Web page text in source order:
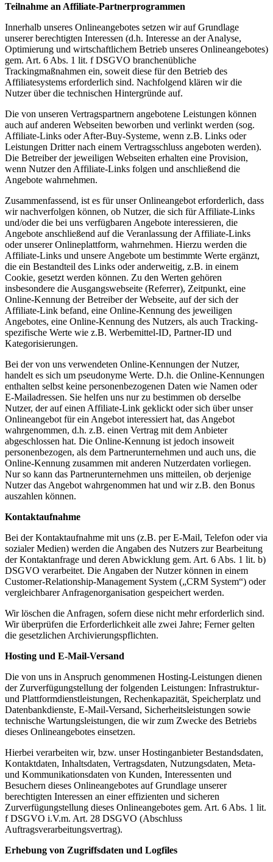
Teilnahme an Affiliate-Partnerprogrammen
Innerhalb unseres Onlineangebotes setzen wir auf Grundlage
unserer berechtigten Interessen (d.h. Interesse an der Analyse,
Optimierung und wirtschaftlichem Betrieb unseres Onlineangebotes)
gem. Art. 6 Abs. 1 lit. f DSGVO branchenübliche
Trackingmaßnahmen ein, soweit diese für den Betrieb des
Affiliatesystems erforderlich sind. Nachfolgend klären wir die
Nutzer über die technischen Hintergründe auf.
Die von unseren Vertragspartnern angebotene Leistungen können
auch auf anderen Webseiten beworben und verlinkt werden (sog.
Affiliate-Links oder After-Buy-Systeme, wenn z.B. Links oder
Leistungen Dritter nach einem Vertragsschluss angeboten werden).
Die Betreiber der jeweiligen Webseiten erhalten eine Provision,
wenn Nutzer den Affiliate-Links folgen und anschließend die
Angebote wahrnehmen.
Zusammenfassend, ist es für unser Onlineangebot erforderlich, dass
wir nachverfolgen können, ob Nutzer, die sich für Affiliate-Links
und/oder die bei uns verfügbaren Angebote interessieren, die
Angebote anschließend auf die Veranlassung der Affiliate-Links
oder unserer Onlineplattform, wahrnehmen. Hierzu werden die
Affiliate-Links und unsere Angebote um bestimmte Werte ergänzt,
die ein Bestandteil des Links oder anderweitig, z.B. in einem
Cookie, gesetzt werden können. Zu den Werten gehören
insbesondere die Ausgangswebseite (Referrer), Zeitpunkt, eine
Online-Kennung der Betreiber der Webseite, auf der sich der
Affiliate-Link befand, eine Online-Kennung des jeweiligen
Angebotes, eine Online-Kennung des Nutzers, als auch Tracking-
spezifische Werte wie z.B. Werbemittel-ID, Partner-ID und
Kategorisierungen.
Bei der von uns verwendeten Online-Kennungen der Nutzer,
handelt es sich um pseudonyme Werte. D.h. die Online-Kennungen
enthalten selbst keine personenbezogenen Daten wie Namen oder
E-Mailadressen. Sie helfen uns nur zu bestimmen ob derselbe
Nutzer, der auf einen Affiliate-Link geklickt oder sich über unser
Onlineangebot für ein Angebot interessiert hat, das Angebot
wahrgenommen, d.h. z.B. einen Vertrag mit dem Anbieter
abgeschlossen hat. Die Online-Kennung ist jedoch insoweit
personenbezogen, als dem Partnerunternehmen und auch uns, die
Online-Kennung zusammen mit anderen Nutzerdaten vorliegen.
Nur so kann das Partnerunternehmen uns mitteilen, ob derjenige
Nutzer das Angebot wahrgenommen hat und wir z.B. den Bonus
auszahlen können.
Kontaktaufnahme
Bei der Kontaktaufnahme mit uns (z.B. per E-Mail, Telefon oder via
sozialer Medien) werden die Angaben des Nutzers zur Bearbeitung
der Kontaktanfrage und deren Abwicklung gem. Art. 6 Abs. 1 lit. b)
DSGVO verarbeitet. Die Angaben der Nutzer können in einem
Customer-Relationship-Management System („CRM System“) oder
vergleichbarer Anfragenorganisation gespeichert werden.
Wir löschen die Anfragen, sofern diese nicht mehr erforderlich sind.
Wir überprüfen die Erforderlichkeit alle zwei Jahre; Ferner gelten
die gesetzlichen Archivierungspflichten.
Hosting und E-Mail-Versand
Die von uns in Anspruch genommenen Hosting-Leistungen dienen
der Zurverfügungstellung der folgenden Leistungen: Infrastruktur-
und Plattformdienstleistungen, Rechenkapazität, Speicherplatz und
Datenbankdienste, E-Mail-Versand, Sicherheitsleistungen sowie
technische Wartungsleistungen, die wir zum Zwecke des Betriebs
dieses Onlineangebotes einsetzen.
Hierbei verarbeiten wir, bzw. unser Hostinganbieter Bestandsdaten,
Kontaktdaten, Inhaltsdaten, Vertragsdaten, Nutzungsdaten, Meta-
und Kommunikationsdaten von Kunden, Interessenten und
Besuchern dieses Onlineangebotes auf Grundlage unserer
berechtigten Interessen an einer effizienten und sicheren
Zurverfügungstellung dieses Onlineangebotes gem. Art. 6 Abs. 1 lit.
f DSGVO i.V.m. Art. 28 DSGVO (Abschluss
Auftragsverarbeitungsvertrag).
Erhebung von Zugriffsdaten und Logfiles